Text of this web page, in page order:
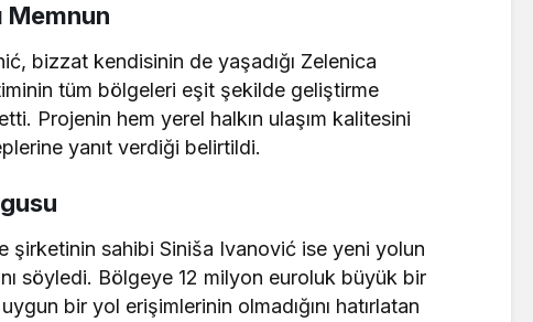
Memnun
bizzat kendisinin de yaşadığı Zelenica
tüm bölgeleri eşit şekilde geliştirme
Projenin hem yerel halkın ulaşım kalitesini
yanıt verdiği belirtildi.
şirketinin sahibi Siniša Ivanović ise yeni yolun
söyledi. Bölgeye 12 milyon euroluk büyük bir
bir yol erişimlerinin olmadığını hatırlatan